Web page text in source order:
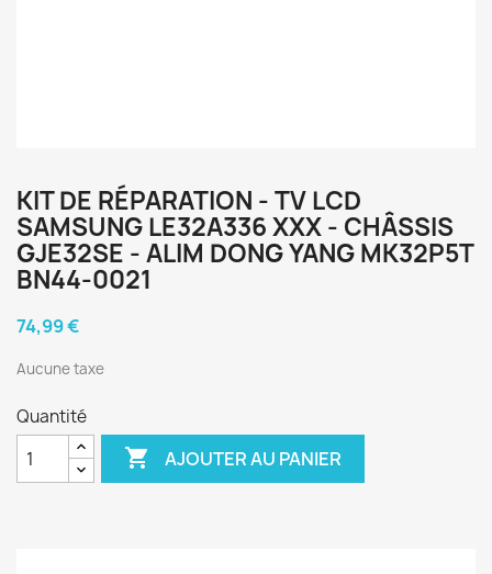
KIT DE RÉPARATION - TV LCD
SAMSUNG LE32A336 XXX - CHÂSSIS
GJE32SE - ALIM DONG YANG MK32P5T
BN44-0021
74,99 €
Aucune taxe
Quantité
 AJOUTER AU PANIER